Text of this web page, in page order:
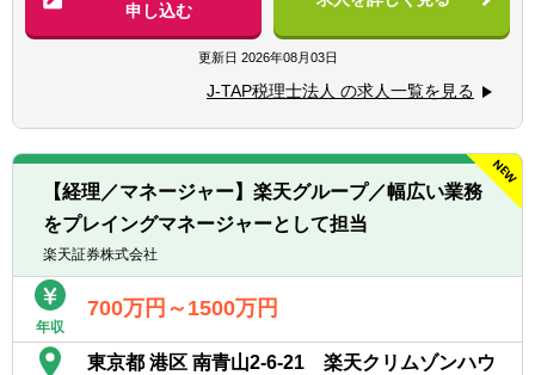
【求める人材】
■ 謙虚さと素直さがある方（コミュニケーシ
ョンと協力）
力）
■悪いことも含めあらゆる事象を自己成長機
会だと捉えることができる（主体性）
■成長意欲が高い（プロフェッショナリズ
・入出金、記帳、給与計算等事務代行
・資産税（相続対策）コンサルティング
■税務支援（スポット）
・個人/相続の申告代行
・税務面の調査（税務DD）
・組織再編ストラクチャーの検討/実行支援
※経験スキルによってお任せする業務は異な
申し込む
更新日 2026年08月03日
J-TAP税理士法人 の求人一覧を見る
【経理／マネージャー】楽天グループ／幅広い業務
をプレイングマネージャーとして担当
楽天証券株式会社
年収
700万円～1500万円
東京都 港区 南青山2-6-21 楽天クリムゾンハウ